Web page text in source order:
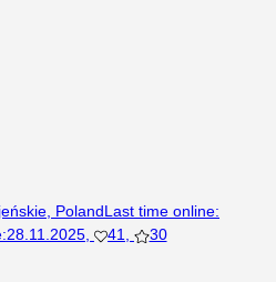
PolandLast time online:
:28.11.2025, 41, 30